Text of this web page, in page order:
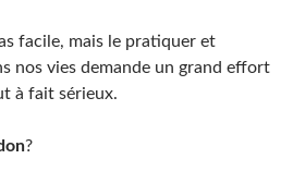
facile, mais le pratiquer et
nos vies demande un grand effort
à fait sérieux.
?